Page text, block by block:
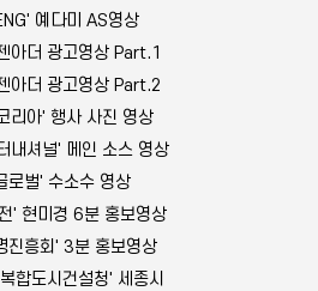
예다미 AS영상
아더 광고영상 Part.1
아더 광고영상 Part.2
리아' 행사 사진 영상
내셔널' 메인 소스 영상
로벌' 수소수 영상
' 현미경 6분 홍보영상
진흥회' 3분 홍보영상
합도시건설청' 세종시